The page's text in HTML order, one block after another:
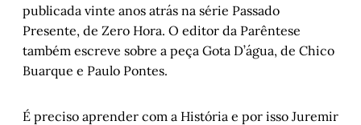
publicada vinte anos atrás na série Passado
Presente, de Zero Hora. O editor da Parêntese
também escreve sobre a peça Gota D’água, de Chico
Buarque e Paulo Pontes.
É preciso aprender com a História e por isso Juremir